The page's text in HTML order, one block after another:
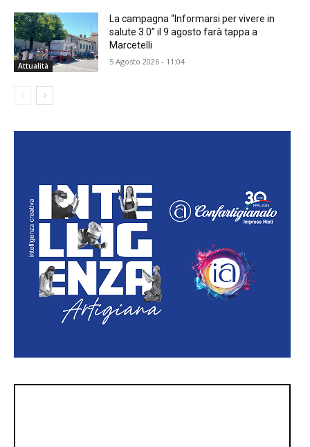
Attualità
La campagna “Informarsi per vivere in
salute 3.0” il 9 agosto farà tappa a
Marcetelli
5 Agosto 2026 - 11:04